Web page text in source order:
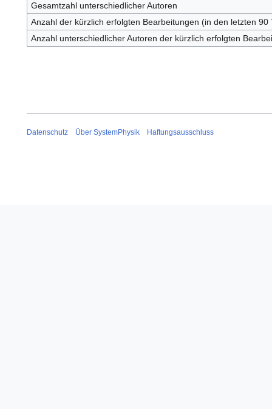
Gesamtzahl unterschiedlicher Autoren
Anzahl der kürzlich erfolgten Bearbeitungen (in den letzten 90
Anzahl unterschiedlicher Autoren der kürzlich erfolgten
Datenschutz Über SystemPhysik Haftungsausschluss